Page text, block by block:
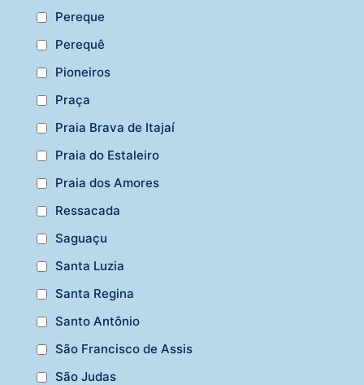
Pereque
Perequê
Pioneiros
Praça
Praia Brava de Itajaí
Praia do Estaleiro
Praia dos Amores
Ressacada
Saguaçu
Santa Luzia
Santa Regina
Santo Antônio
São Francisco de Assis
São Judas